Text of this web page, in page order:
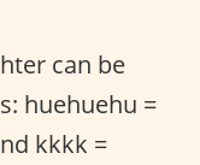
can be
huehuehu =
kkkk =